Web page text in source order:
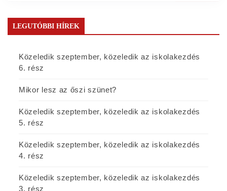
LEGUTÓBBI HÍREK
Közeledik szeptember, közeledik az iskolakezdés
6. rész
Mikor lesz az őszi szünet?
Közeledik szeptember, közeledik az iskolakezdés
5. rész
Közeledik szeptember, közeledik az iskolakezdés
4. rész
Közeledik szeptember, közeledik az iskolakezdés
3. rész